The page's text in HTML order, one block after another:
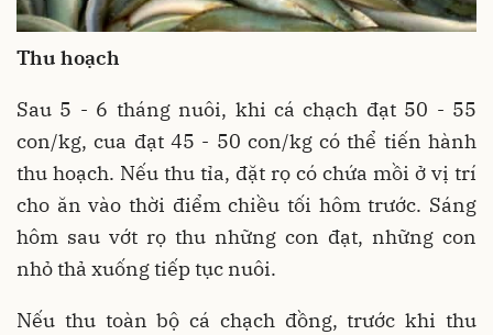
Thu hoạch
Sau 5 - 6 tháng nuôi, khi cá chạch đạt 50 - 55
con/kg, cua đạt 45 - 50 con/kg có thể tiến hành
thu hoạch. Nếu thu tỉa, đặt rọ có chứa mồi ở vị trí
cho ăn vào thời điểm chiều tối hôm trước. Sáng
hôm sau vớt rọ thu những con đạt, những con
nhỏ thả xuống tiếp tục nuôi.
Nếu thu toàn bộ cá chạch đồng, trước khi thu